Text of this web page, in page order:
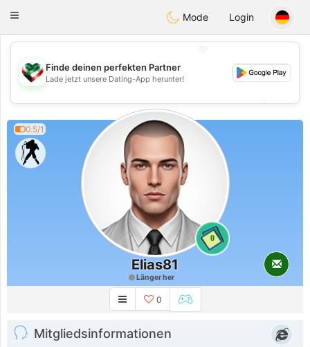
KuwaitChat
Toggle
Mode Login
💖
💕
💕
Finde deinen perfekten Partner
Lade jetzt unsere Dating-App herunter!
0.5/1
0
Elias81
Länger her
0
Mitgliedsinformationen